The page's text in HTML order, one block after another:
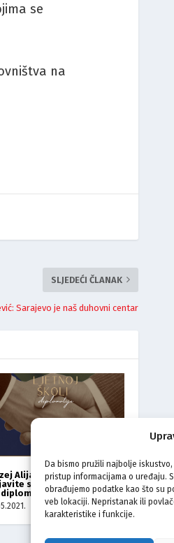
Da bismo pružili najbolje
pristup informacijama o uređaju.
obrađujemo podatke kao što su
veb lokaciji. Nepristanak ili
karakteristike i funkcije.
se
na
SLJEDEĆI ČLANAK
Sarajevo je naš duhovni centar
Alija Izetbegović:
se na “Ljetnu školu
diplomatije”